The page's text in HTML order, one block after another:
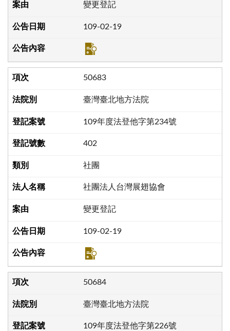
變更登記
109-02-19
50683
臺灣臺北地方法院
109年度法登他字第234號
402
社團
社團法人台灣展翅協會
變更登記
109-02-19
50684
臺灣臺北地方法院
109年度法登他字第226號